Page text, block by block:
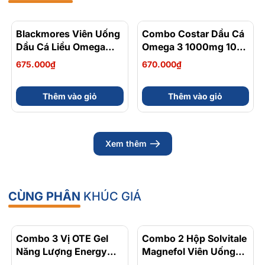
Thành phần
Fish oil – natural: 1000mg
As Eicosapentaenoic acid (EPA): 180mg
Đối tượng sử dụng
Blackmores Viên Uống
Dầu Cá Liều Omega
Gấp 2 Lần Double High
Strength Fish Oil 90
Viên
675.000₫
Thêm vào giỏ
Combo Costar Dầu Cá
Omega 3 1000mg 100
Viên, Sụn Cá Mập Blue
Shark Cartilage 750mg
120 Viên
670.000₫
Thêm vào giỏ
Xem thêm
CÙNG PHÂN KHÚC GIÁ
- 30%
Combo 3 Vị OTE Gel
Năng Lượng Energy
- 17%
Combo 2 Hộp Solvitale
Magnefol Viên Uống